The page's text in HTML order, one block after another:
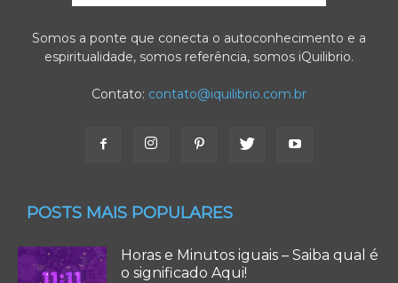
Somos a ponte que conecta o autoconhecimento e a
espiritualidade, somos referência, somos iQuilibrio.
Contato: contato@iquilibrio.com.br
POSTS MAIS POPULARES
Horas e Minutos iguais – Saiba qual é
o significado Aqui!